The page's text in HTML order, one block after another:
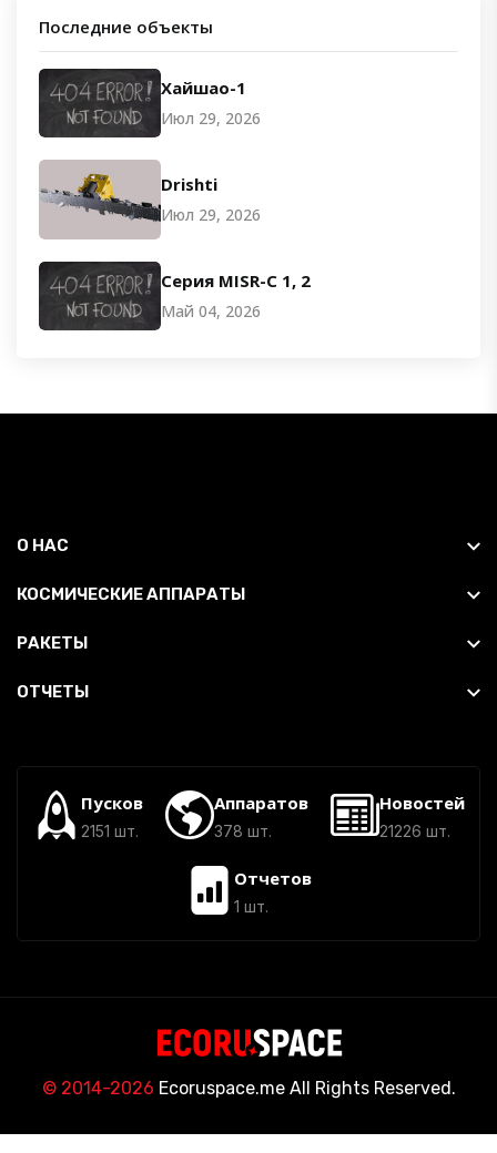
Последние объекты
Хайшао-1
Июл 29, 2026
Drishti
Июл 29, 2026
Серия MISR-C 1, 2
Май 04, 2026
О НАС
КОСМИЧЕСКИЕ АППАРАТЫ
РАКЕТЫ
ОТЧЕТЫ
Пусков
2151 шт.
Аппаратов
378 шт.
Новостей
21226 шт.
Отчетов
1 шт.
© 2014-2026 Ecoruspace.me All Rights Reserved.